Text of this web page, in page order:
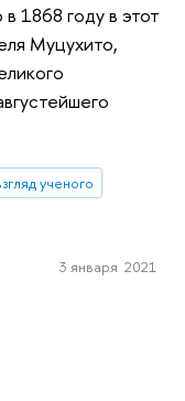
1868 году в этот
Муцухито,
ученого
3 января 2021